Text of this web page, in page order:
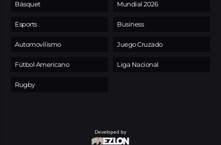
Básquet
Esports
Automovilismo
Fútbol Americano
Rugby
Mundial 2026
Business
Juego Cruzado
Liga Nacional
Developed by